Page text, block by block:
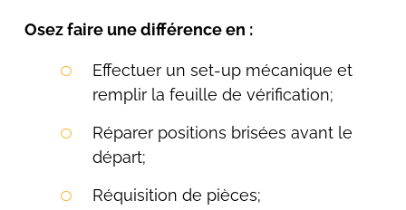
Osez faire une différence en :
Effectuer un set-up mécanique et
remplir la feuille de vérification;
Réparer positions brisées avant le
départ;
Réquisition de pièces;